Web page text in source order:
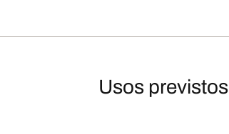
Usos previstos